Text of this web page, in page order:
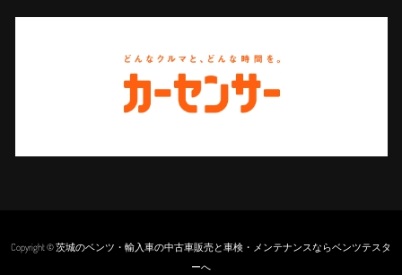
Copyright © 茨城のベンツ・輸入車の中古車販売と車検・メンテナンスならベンツテスタ
ーへ